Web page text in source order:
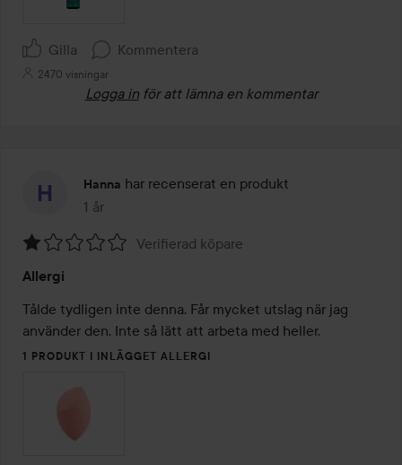
Gilla Kommentera
2470 visningar
Logga in för att lämna en kommentar
Hanna har recenserat en produkt
1 år
Inlägget skapades 1 år
1
av
5
Verifierad köpare
Allergi
Tålde tydligen inte denna. Får mycket utslag när jag
använder den. Inte så lätt att arbeta med heller.
1 PRODUKT I INLÄGGET ALLERGI